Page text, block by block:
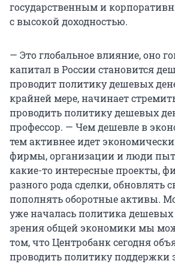
государственным и
с высокой доходностью.
— Это глобальное влияние, оно
капитал в России становится
проводит политику дешевых
крайней мере, начинает
проводить политику дешевых
профессор. — Чем дешевле в
тем активнее идет
фирмы, организации и люди
какие-то интересные проекты,
разного рода сделки, обновлять
пополнять оборотные активы.
уже началась политика дешевых
зрения общей экономики мы
том, что Центробанк сегодня
проводить политику поддержки